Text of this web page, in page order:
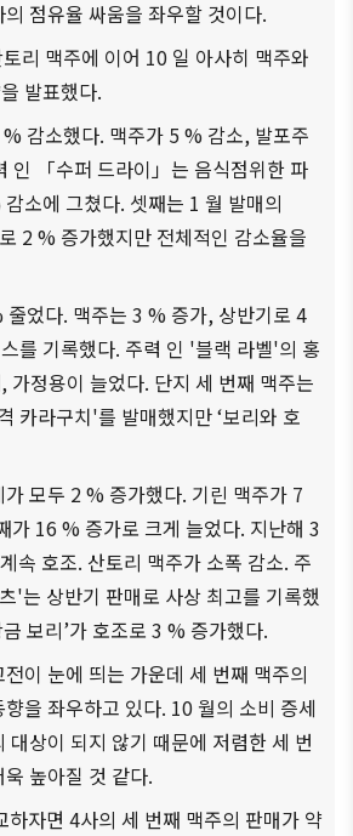
スト
会員社
総覧
法律相
談
FAQ
お問い
からの
せ
会員社
インタ
ビュ
ー/寄
韓企連
ニュー
ー
日本生
活・便
利情報
サイト
マップ
점유율 싸움을 좌우할 것이다.
리 맥주에 이어 10 일 아사히 맥주와
발표했다.
감소했다. 맥주가 5 % 감소, 발포주
인 「수퍼 드라이」는 음식점위한 파
소에 그쳤다. 셋째는 1 월 발매의
2 % 증가했지만 전체적인 감소율을
줄었다. 맥주는 3 % 증가, 상반기로 4
를 기록했다. 주력 인 '블랙 라벨'의 홍
가정용이 늘었다. 단지 세 번째 맥주는
카라구치'를 발매했지만 ‘보리와 호
모두 2 % 증가했다. 기린 맥주가 7
가 16 % 증가로 크게 늘었다. 지난해 3
속 호조. 산토리 맥주가 소폭 감소. 주
'는 상반기 판매로 사상 최고를 기록했
보리’가 호조로 3 % 증가했다.
이 눈에 띄는 가운데 세 번째 맥주의
을 좌우하고 있다. 10 월의 소비 증세
대상이 되지 않기 때문에 저렴한 세 번
높아질 것 같다.
하자면 4사의 세 번째 맥주의 판매가 약